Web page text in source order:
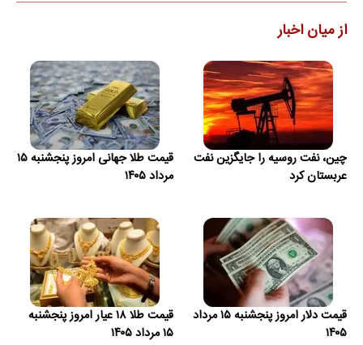
از میان اخبار
چین، نفت روسیه را جایگزین نفت
عربستان کرد
قیمت طلا جهانی امروز پنجشنبه ۱۵
مرداد ۱۴۰۵
قیمت دلار امروز پنجشنبه ۱۵ مرداد
۱۴۰۵
قیمت طلا ۱۸ عیار امروز پنجشنبه
۱۵ مرداد ۱۴۰۵